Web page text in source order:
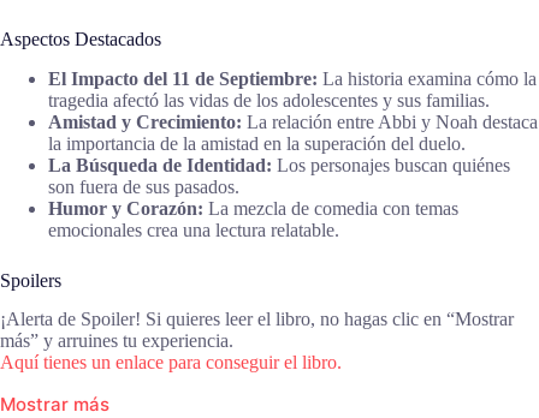
Aspectos Destacados
El Impacto del 11 de Septiembre: La historia examina cómo la
tragedia afectó las vidas de los adolescentes y sus familias.
Amistad y Crecimiento: La relación entre Abbi y Noah destaca
la importancia de la amistad en la superación del duelo.
La Búsqueda de Identidad: Los personajes buscan quiénes
son fuera de sus pasados.
Humor y Corazón: La mezcla de comedia con temas
emocionales crea una lectura relatable.
Spoilers
¡Alerta de Spoiler! Si quieres leer el libro, no hagas clic en “Mostrar
más” y arruines tu experiencia.
Aquí tienes un enlace para conseguir el libro.
Mostrar más